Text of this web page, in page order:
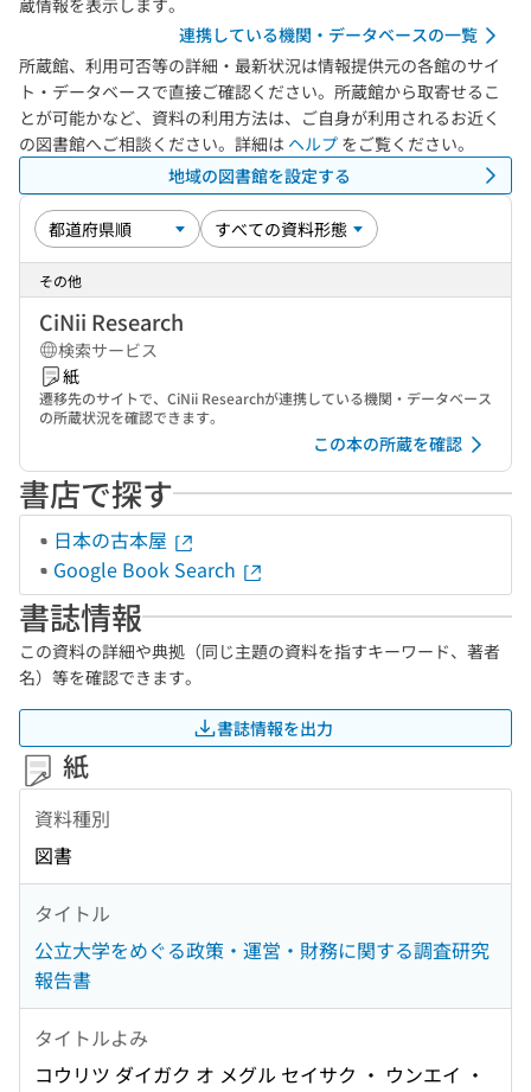
蔵情報を表示します。
連携している機関・データベースの一覧
所蔵館、利用可否等の詳細・最新状況は情報提供元の各館のサイ
ト・データベースで直接ご確認ください。所蔵館から取寄せるこ
とが可能かなど、資料の利用方法は、ご自身が利用されるお近く
の図書館へご相談ください。詳細は ヘルプ をご覧ください。
地域の図書館を設定する
その他
CiNii Research
検索サービス
紙
遷移先のサイトで、CiNii Researchが連携している機関・データベース
の所蔵状況を確認できます。
この本の所蔵を確認
書店で探す
日本の古本屋
Google Book Search
書誌情報
この資料の詳細や典拠（同じ主題の資料を指すキーワード、著者
名）等を確認できます。
書誌情報を出力
紙
資料種別
図書
タイトル
公立大学をめぐる政策・運営・財務に関する調査研究
報告書
タイトルよみ
コウリツ ダイガク オ メグル セイサク ・ ウンエイ ・